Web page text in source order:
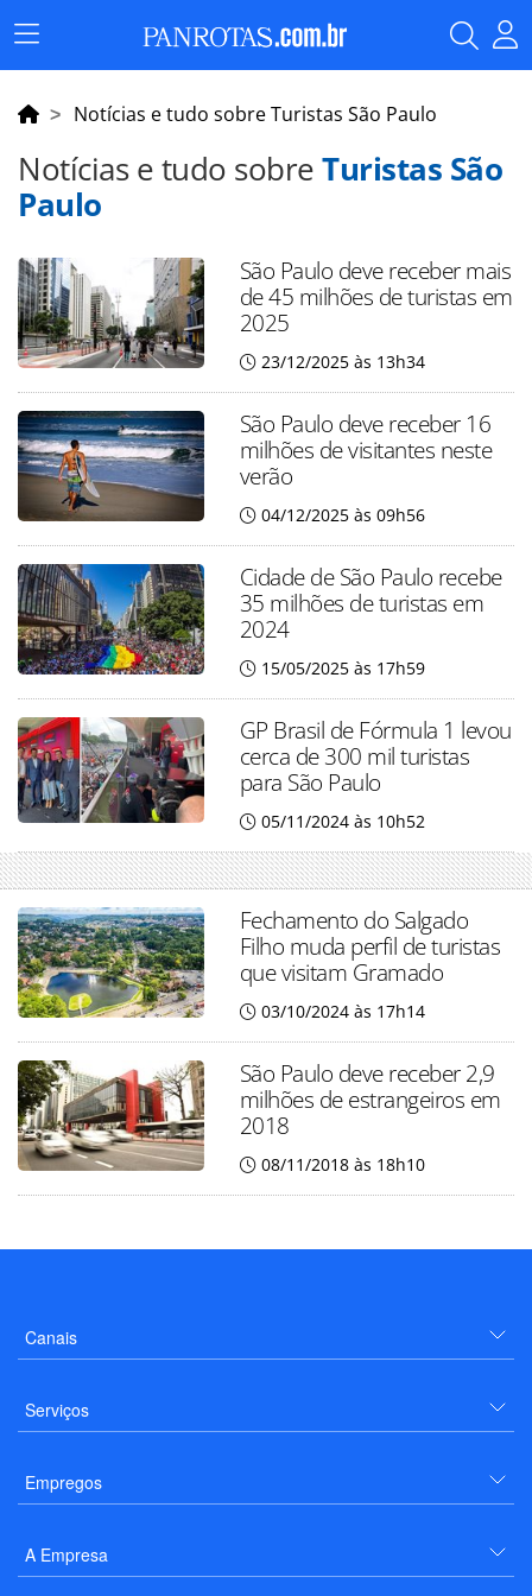
Menu
Principal
Notícias e tudo sobre Turistas São Paulo
Notícias e tudo sobreTuristas São
Paulo
São Paulo deve receber mais
de 45 milhões de turistas em
2025
23/12/2025 às 13h34
São Paulo deve receber 16
milhões de visitantes neste
verão
04/12/2025 às 09h56
Cidade de São Paulo recebe
35 milhões de turistas em
2024
15/05/2025 às 17h59
GP Brasil de Fórmula 1 levou
cerca de 300 mil turistas
para São Paulo
05/11/2024 às 10h52
Fechamento do Salgado
Filho muda perfil de turistas
que visitam Gramado
03/10/2024 às 17h14
São Paulo deve receber 2,9
milhões de estrangeiros em
2018
08/11/2018 às 18h10
Canais
Serviços
Empregos
A Empresa